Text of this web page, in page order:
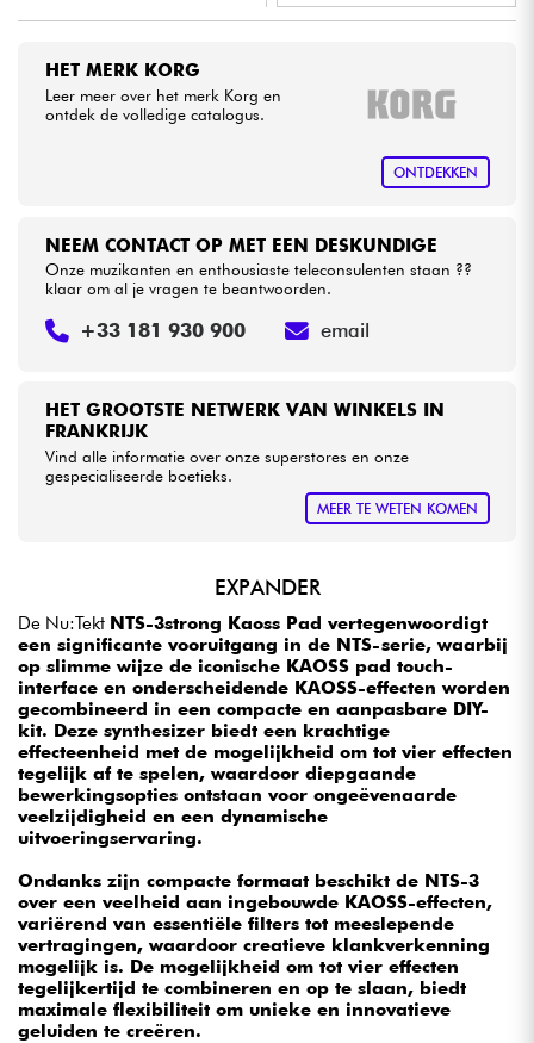
Kabels & toebehoren
Bekijk onze merken
• MusicLYON
HET MERK KORG
Leer meer over het merk Korg en
ontdek de volledige catalogus.
ONTDEKKEN
HET GROOTSTE NETWERK VAN WINKELS IN
FRANKRIJK
Vind alle informatie over onze superstores en onze
gespecialiseerde boetieks.
MEER TE WETEN KOMEN
NEEM CONTACT OP MET EEN DESKUNDIGE
Onze muzikanten en enthousiaste teleconsulenten staan ??
klaar om al je vragen te beantwoorden.
+33 181 930 900 email
EXPANDER
De Nu:Tekt NTS-3strong Kaoss Pad vertegenwoordigt
een significante vooruitgang in de NTS-serie, waarbij
op slimme wijze de iconische KAOSS pad touch-
interface en onderscheidende KAOSS-effecten worden
gecombineerd in een compacte en aanpasbare DIY-
kit. Deze synthesizer biedt een krachtige
effecteenheid met de mogelijkheid om tot vier effecten
tegelijk af te spelen, waardoor diepgaande
bewerkingsopties ontstaan voor ongeëvenaarde
veelzijdigheid en een dynamische
uitvoeringservaring.
Ondanks zijn compacte formaat beschikt de NTS-3
over een veelheid aan ingebouwde KAOSS-effecten,
variërend van essentiële filters tot meeslepende
vertragingen, waardoor creatieve klankverkenning
mogelijk is. De mogelijkheid om tot vier effecten
tegelijkertijd te combineren en op te slaan, biedt
maximale flexibiliteit om unieke en innovatieve
geluiden te creëren.